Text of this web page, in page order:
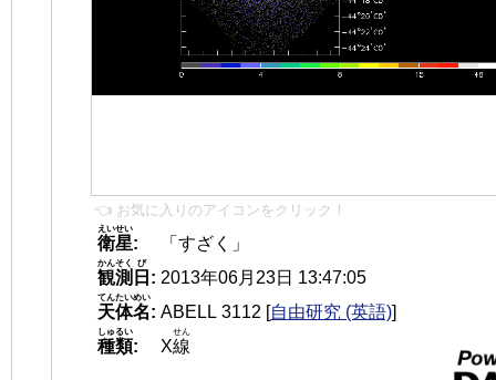
👈 お気に入りのアイコンをクリック！
衛星
えいせい
:
「すざく」
観測
かんそく
日
び
: 2013年06月23日 13:47:05
天体名
てんたいめい
: ABELL 3112 [自由研究 (英語)]
種類
しゅるい
: X線
せん